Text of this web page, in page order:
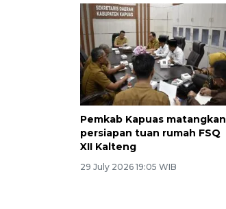
Pemkab Kapuas matangkan
persiapan tuan rumah FSQ
XII Kalteng
29 July 2026 19:05 WIB